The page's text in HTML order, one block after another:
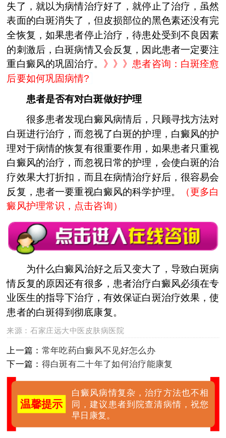
失了，就以为病情治疗好了，就停止了治疗，虽然
表面的白斑消失了，但皮损部位的黑色素还没有完
全恢复，如果患者停止治疗，待患处受到不良因素
的刺激后，白斑病情又会反复，因此患者一定要注
重白癜风的巩固治疗。 》》》 患者咨询：白斑痊愈
后要如何巩固病情?
患者是否有对白斑做好护理
很多患者发现白癜风病情后，只顾寻找方法对
白斑进行治疗，而忽视了白斑的护理，白癜风的护
理对于病情的恢复有很重要作用，如果患者只重视
白癜风的治疗，而忽视日常的护理，会使白斑的治
疗效果大打折扣，而且在病情治疗好后，很容易会
反复，患者一要重视白癜风的科学护理。
（更多白
癜风护理常识，点击咨询）
为什么白癜风治好之后又变大了，导致白斑病
情反复的原因还有很多，患者治疗白癜风必须在专
业医生的指导下治疗，有效保证白斑治疗效果，使
患者的白斑得到彻底康复。
来源：石家庄远大中医皮肤病医院
上一篇： 常年吃药白癜风不见好怎么办
下一篇： 得白斑有二十年了如何治疗能康复
温馨提示
白癜风病情复杂，治疗方法也不相
同，建议患者到院查清病情，祝您
早日康复。